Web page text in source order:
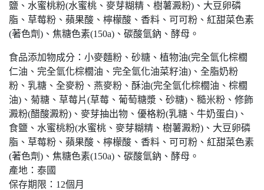
鹽、水蜜桃粉(水蜜桃、麥芽糊精、樹薯澱粉)、大豆卵磷
脂、草莓粉、蘋果酸、檸檬酸、香料、可可粉、紅甜菜色素
(著色劑)、焦糖色素(150a)、碳酸氫鈉、酵母。
食品添加物成分：小麥麵粉、砂糖、植物油(完全氫化棕櫚
仁油、完全氫化棕櫚油、完全氫化油菜籽油)、全脂奶粉
粉、乳糖、全麥粉、燕麥粉、酥油(完全氫化棕櫚油、棕櫚
油)、菊糖、草莓片(草莓、葡萄糖漿、砂糖)、糙米粉、修飾
澱粉(醋酸澱粉)、麥芽抽出物、優格粉(乳糖、牛奶蛋白)、
食鹽、水蜜桃粉(水蜜桃、麥芽糊精、樹薯澱粉)、大豆卵磷
脂、草莓粉、蘋果酸、檸檬酸、香料、可可粉、紅甜菜色素
(著色劑)、焦糖色素(150a)、碳酸氫鈉、酵母。
產地：泰國
保存期限：12個月